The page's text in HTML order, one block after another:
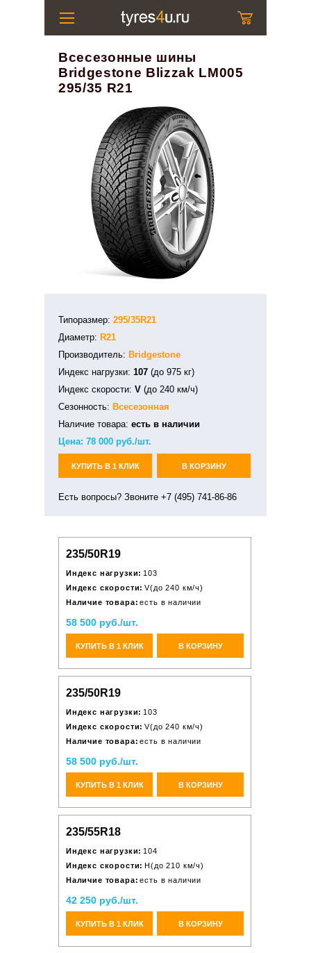
Всесезонные шины
Bridgestone Blizzak LM005
295/35 R21
Типоразмер: 295/35R21
Диаметр: R21
Производитель: Bridgestone
Индекс нагрузки: 107 (до 975 кг)
Индекс скорости: V (до 240 км/ч)
Сезонность: Всесезонная
Наличие товара: есть в наличии
Цена: 78 000 руб./шт.
КУПИТЬ В 1 КЛИК В КОРЗИНУ
Есть вопросы? Звоните +7 (495) 741-86-86
235/50R19
Индекс нагрузки: 103
Индекс скорости: V(до 240 км/ч)
Наличие товара: есть в наличии
58 500 руб./шт.
КУПИТЬ В 1 КЛИК В КОРЗИНУ
235/50R19
Индекс нагрузки: 103
Индекс скорости: V(до 240 км/ч)
Наличие товара: есть в наличии
58 500 руб./шт.
КУПИТЬ В 1 КЛИК В КОРЗИНУ
235/55R18
Индекс нагрузки: 104
Индекс скорости: H(до 210 км/ч)
Наличие товара: есть в наличии
42 250 руб./шт.
КУПИТЬ В 1 КЛИК В КОРЗИНУ